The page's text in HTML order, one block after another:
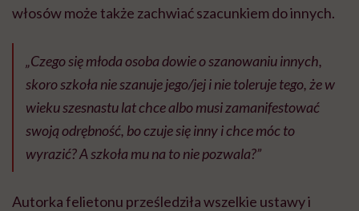
włosów może także zachwiać szacunkiem do innych.
„Czego się młoda osoba dowie o szanowaniu innych,
skoro szkoła nie szanuje jego/jej i nie toleruje tego, że w
wieku szesnastu lat chce albo musi zamanifestować
swoją odrębność, bo czuje się inny i chce móc to
wyrazić? A szkoła mu na to nie pozwala?”
Autorka felietonu prześledziła wszelkie ustawy i